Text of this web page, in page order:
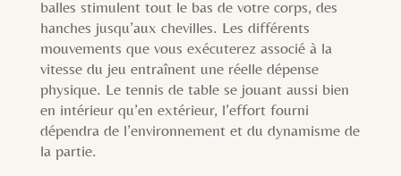
balles stimulent tout le bas de votre corps, des
hanches jusqu’aux chevilles. Les différents
mouvements que vous exécuterez associé à la
vitesse du jeu entraînent une réelle dépense
physique. Le tennis de table se jouant aussi bien
en intérieur qu’en extérieur, l’effort fourni
dépendra de l’environnement et du dynamisme de
la partie.